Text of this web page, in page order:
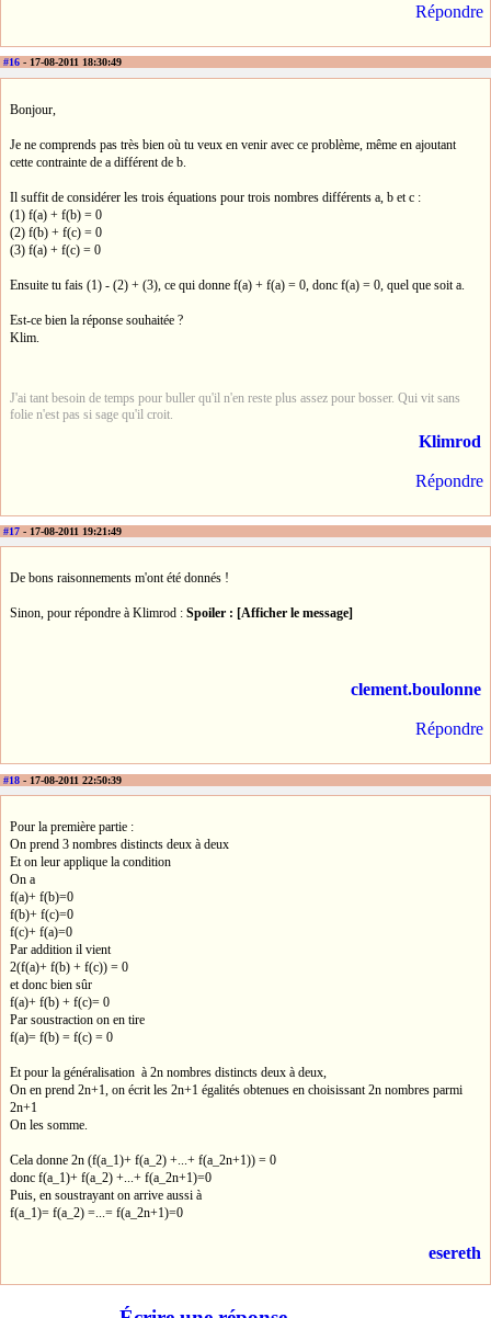
Répondre
#16 - 17-08-2011 18:30:49
Bonjour,
Je ne comprends pas très bien où tu veux en venir avec ce problème, même en ajoutant
cette contrainte de a différent de b.
Il suffit de considérer les trois équations pour trois nombres différents a, b et c :
(1) f(a) + f(b) = 0
(2) f(b) + f(c) = 0
(3) f(a) + f(c) = 0
Ensuite tu fais (1) - (2) + (3), ce qui donne f(a) + f(a) = 0, donc f(a) = 0, quel que soit a.
Est-ce bien la réponse souhaitée ?
Klim.
J'ai tant besoin de temps pour buller qu'il n'en reste plus assez pour bosser. Qui vit sans
folie n'est pas si sage qu'il croit.
Klimrod
Répondre
#17 - 17-08-2011 19:21:49
De bons raisonnements m'ont été donnés !
Sinon, pour répondre à Klimrod : Spoiler : [Afficher le message]
clement.boulonne
Répondre
#18 - 17-08-2011 22:50:39
Pour la première partie :
On prend 3 nombres distincts deux à deux
Et on leur applique la condition
On a
f(a)+ f(b)=0
f(b)+ f(c)=0
f(c)+ f(a)=0
Par addition il vient
2(f(a)+ f(b) + f(c)) = 0
et donc bien sûr
f(a)+ f(b) + f(c)= 0
Par soustraction on en tire
f(a)= f(b) = f(c) = 0
Et pour la généralisation à 2n nombres distincts deux à deux,
On en prend 2n+1, on écrit les 2n+1 égalités obtenues en choisissant 2n nombres parmi
2n+1
On les somme.
Cela donne 2n (f(a_1)+ f(a_2) +...+ f(a_2n+1)) = 0
donc f(a_1)+ f(a_2) +...+ f(a_2n+1)=0
Puis, en soustrayant on arrive aussi à
f(a_1)= f(a_2) =...= f(a_2n+1)=0
esereth